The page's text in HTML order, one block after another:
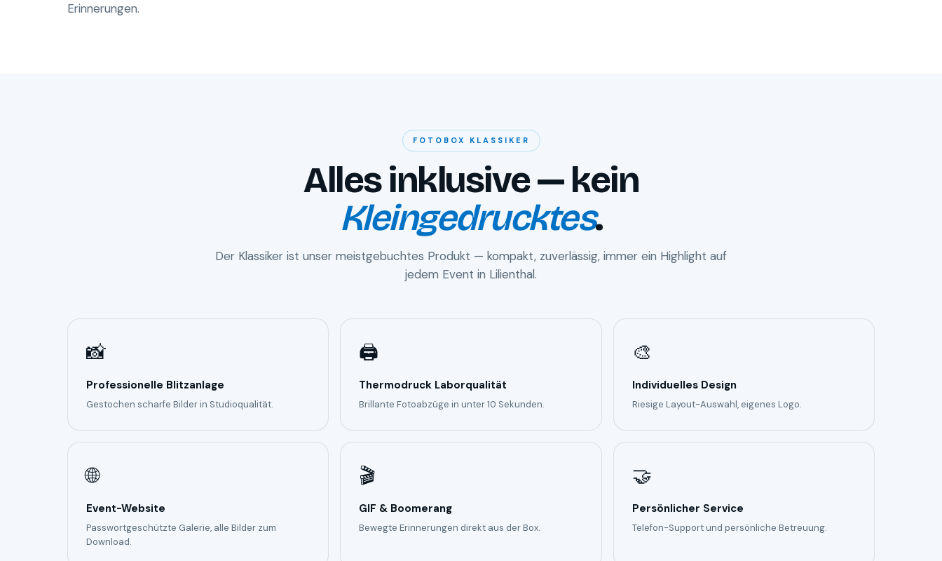
Erinnerungen.
FOTOBOX KLASSIKER
Alles inklusive — kein
Kleingedrucktes.
Der Klassiker ist unser meistgebuchtes Produkt — kompakt, zuverlässig, immer ein Highlight auf
jedem Event in Lilienthal.
📸
Professionelle Blitzanlage
Gestochen scharfe Bilder in Studioqualität.
🖨️
Thermodruck Laborqualität
Brillante Fotoabzüge in unter 10 Sekunden.
🎨
Individuelles Design
Riesige Layout-Auswahl, eigenes Logo.
🌐
Event-Website
Passwortgeschützte Galerie, alle Bilder zum
Download.
🎬
GIF & Boomerang
Bewegte Erinnerungen direkt aus der Box.
🤝
Persönlicher Service
Telefon-Support und persönliche Betreuung.